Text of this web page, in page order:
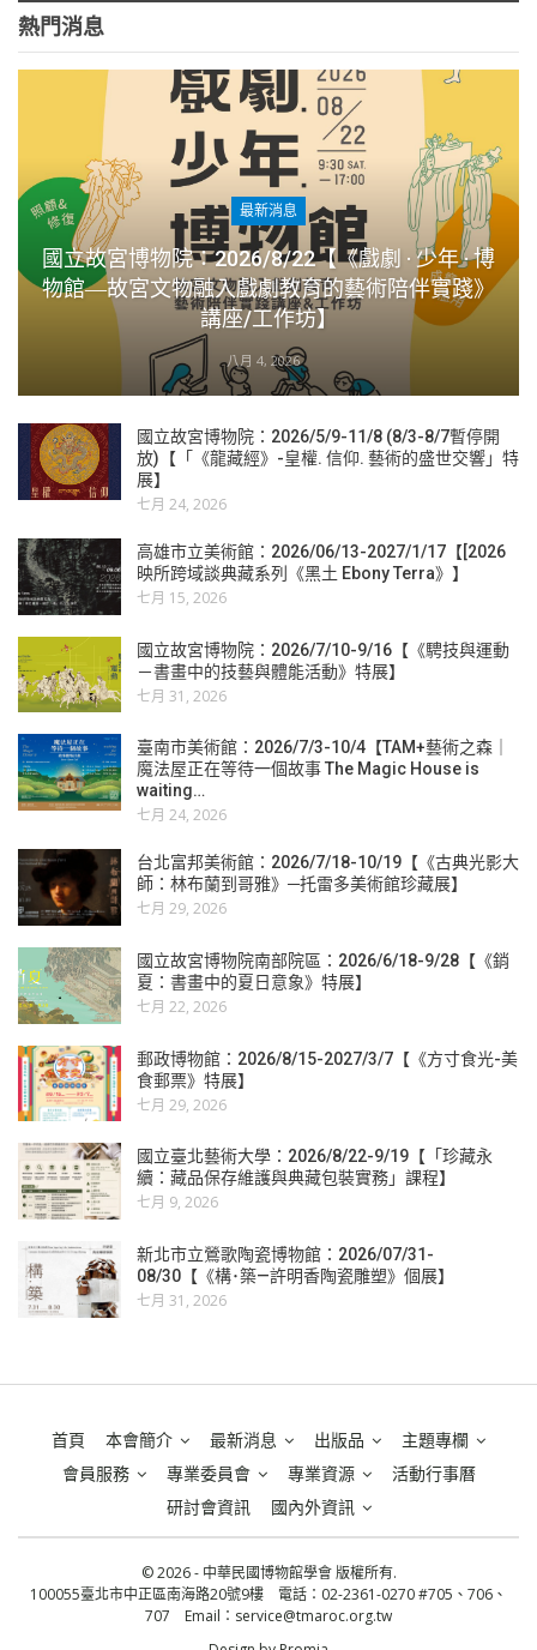
熱門消息
最新消息
國立故宮博物院：2026/8/22【《戲劇 · 少年 · 博
物館―故宮文物融入戲劇教育的藝術陪伴實踐》
講座/工作坊】
八月 4, 2026
國立故宮博物院：2026/5/9-11/8 (8/3-8/7暫停開
放)【「《龍藏經》-皇權. 信仰. 藝術的盛世交響」特
展】
七月 24, 2026
高雄市立美術館：2026/06/13-2027/1/17【[2026
映所跨域談典藏系列《黑土 Ebony Terra》】
七月 15, 2026
國立故宮博物院：2026/7/10-9/16【《騁技與運動
－書畫中的技藝與體能活動》特展】
七月 31, 2026
臺南市美術館：2026/7/3-10/4【TAM+藝術之森｜
魔法屋正在等待一個故事 The Magic House is
waiting…
七月 24, 2026
台北富邦美術館：2026/7/18-10/19【《古典光影大
師：林布蘭到哥雅》─托雷多美術館珍藏展】
七月 29, 2026
國立故宮博物院南部院區：2026/6/18-9/28【《銷
夏：書畫中的夏日意象》特展】
七月 22, 2026
郵政博物館：2026/8/15-2027/3/7【《方寸食光-美
食郵票》特展】
七月 29, 2026
國立臺北藝術大學：2026/8/22-9/19【「珍藏永
續：藏品保存維護與典藏包裝實務」課程】
七月 9, 2026
新北市立鶯歌陶瓷博物館：2026/07/31-
08/30【《構･築—許明香陶瓷雕塑》個展】
七月 31, 2026
首頁 本會簡介 最新消息 出版品
主題專欄
會員服務
專業委員會 專業資源
活動行事曆
研討會資訊
國內外資訊
© 2026 - 中華民國博物館學會 版權所有.
100055臺北市中正區南海路20號9樓 電話：02-2361-0270 #705、706、
707 Email： service@tmaroc.org.tw